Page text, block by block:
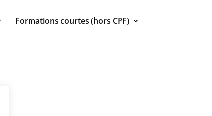
Formations courtes (hors CPF)